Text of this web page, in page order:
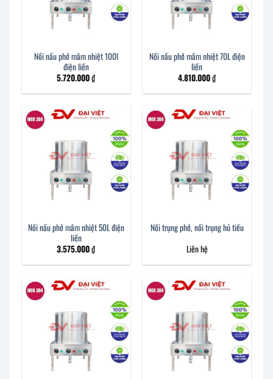
Nồi nấu phở mâm nhiệt 100l
điện liền
5.720.000₫
Nồi nấu phở mâm nhiệt 70L điện
liền
4.810.000₫
Nồi nấu phở mâm nhiệt 50L điện
liền
3.575.000₫
Nồi trụng phở, nồi trụng hủ tiếu
Liên hệ